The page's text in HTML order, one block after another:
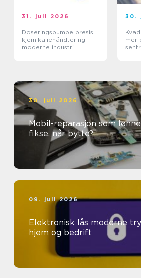
31. juli 2026
Doseringspumpe presis
kjemikaliehåndtering i
moderne industri
30.
mer
30. juli 2026
Mobil-reparasjon som
fikse, når bytte?
09. juli 2026
Elektronisk lås moderne trygghet for
hjem og bedrift